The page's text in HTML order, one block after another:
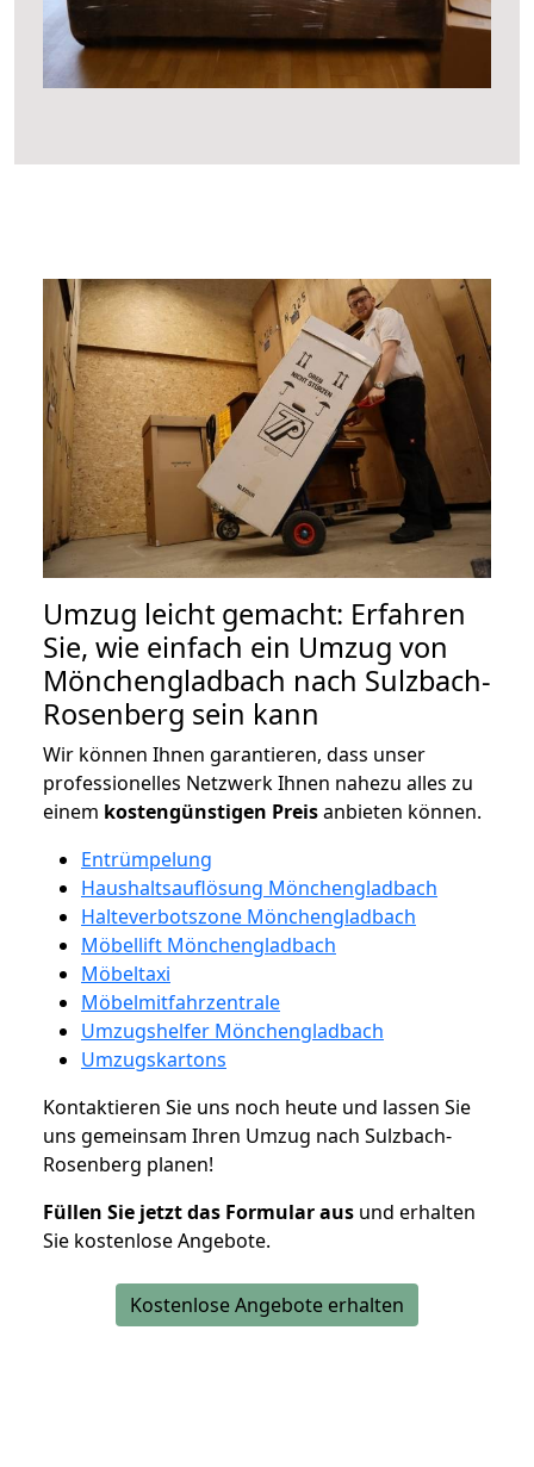
Umzug leicht gemacht: Erfahren
Sie, wie einfach ein Umzug von
Mönchengladbach nach Sulzbach-
Rosenberg sein kann
Wir können Ihnen garantieren, dass unser
professionelles Netzwerk Ihnen nahezu alles zu
einem kostengünstigen Preisanbieten können.
Entrümpelung
Haushaltsauflösung Mönchengladbach
Halteverbotszone Mönchengladbach
Möbellift Mönchengladbach
Möbeltaxi
Möbelmitfahrzentrale
Umzugshelfer Mönchengladbach
Umzugskartons
Kontaktieren Sie uns noch heute und lassen Sie
uns gemeinsam Ihren Umzug nach Sulzbach-
Rosenberg planen!
Füllen Sie jetzt das Formular aus und erhalten
Sie kostenlose Angebote.
Kostenlose Angebote erhalten